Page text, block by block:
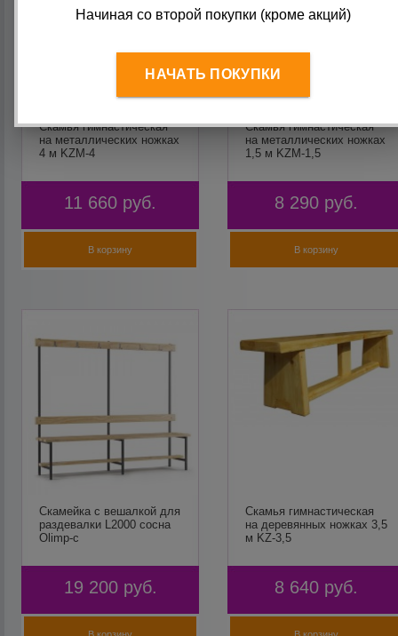
Скамья гимнастическая
на металлических ножках
4 м KZM-4
11 660 руб.
В корзину
Скамья гимнастическая
на металлических ножках
1,5 м KZM-1,5
8 290 руб.
В корзину
Скамейка с вешалкой для
раздевалки L2000 сосна
Olimp-c
19 200 руб.
В корзину
Скамья гимнастическая
на деревянных ножках 3,5
м KZ-3,5
8 640 руб.
В корзину
Начиная со второй покупки (кроме акций)
НАЧАТЬ ПОКУПКИ